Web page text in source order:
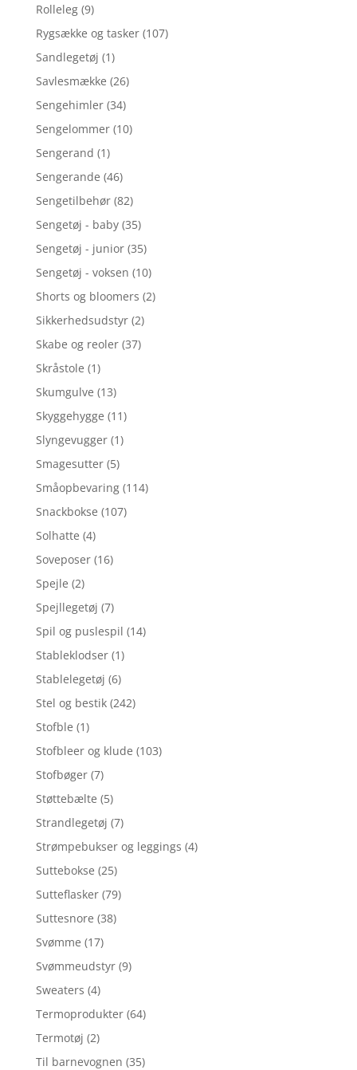
Rolleleg (9)
Rygsække og tasker (107)
Sandlegetøj (1)
Savlesmække (26)
Sengehimler (34)
Sengelommer (10)
Sengerand (1)
Sengerande (46)
Sengetilbehør (82)
Sengetøj - baby (35)
Sengetøj - junior (35)
Sengetøj - voksen (10)
Shorts og bloomers (2)
Sikkerhedsudstyr (2)
Skabe og reoler (37)
Skråstole (1)
Skumgulve (13)
Skyggehygge (11)
Slyngevugger (1)
Smagesutter (5)
Småopbevaring (114)
Snackbokse (107)
Solhatte (4)
Soveposer (16)
Spejle (2)
Spejllegetøj (7)
Spil og puslespil (14)
Stableklodser (1)
Stablelegetøj (6)
Stel og bestik (242)
Stofble (1)
Stofbleer og klude (103)
Stofbøger (7)
Støttebælte (5)
Strandlegetøj (7)
Strømpebukser og leggings (4)
Suttebokse (25)
Sutteflasker (79)
Suttesnore (38)
Svømme (17)
Svømmeudstyr (9)
Sweaters (4)
Termoprodukter (64)
Termotøj (2)
Til barnevognen (35)